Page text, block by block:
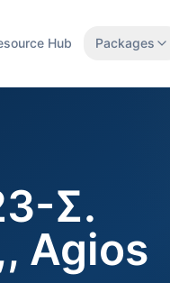
Hub Packages
Σ.
Agios